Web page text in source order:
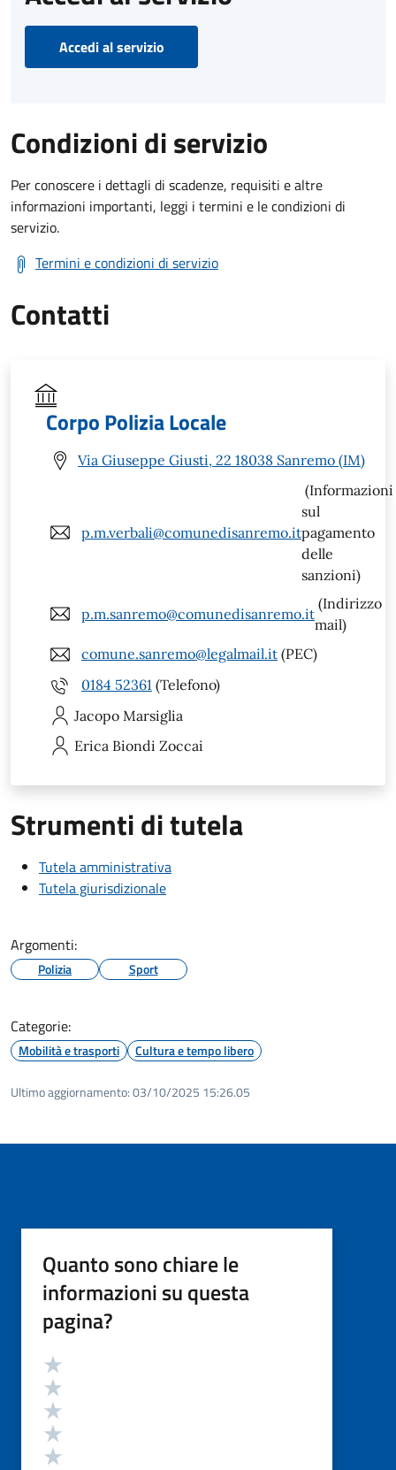
Accedi al servizio
Condizioni di servizio
Per conoscere i dettagli di scadenze, requisiti e altre
informazioni importanti, leggi i termini e le condizioni di
servizio.
Termini e condizioni di servizio
Contatti
Corpo Polizia Locale
Via Giuseppe Giusti, 22 18038 Sanremo (IM)
p.m.verbali@comunedisanremo.it
(Informazioni
sul
pagamento
delle
sanzioni)
p.m.sanremo@comunedisanremo.it
(Indirizzo
mail)
comune.sanremo@legalmail.it (PEC)
0184 52361 (Telefono)
Jacopo Marsiglia
Erica Biondi Zoccai
Strumenti di tutela
Tutela amministrativa
Tutela giurisdizionale
Argomenti:
Polizia Sport
Categorie:
Mobilità e trasporti Cultura e tempo libero
Ultimo aggiornamento:03/10/2025 15:26.05
Quanto sono chiare le
informazioni su questa
pagina?
Valutazione